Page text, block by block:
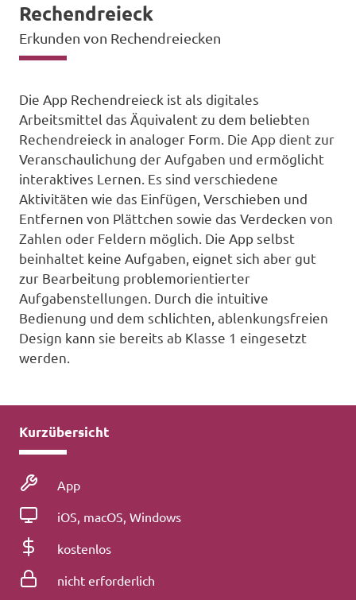
Rechendreieck
Erkunden von Rechendreiecken
Die App Rechendreieck ist als digitales
Arbeitsmittel das Äquivalent zu dem beliebten
Rechendreieck in analoger Form. Die App dient zur
Veranschaulichung der Aufgaben und ermöglicht
interaktives Lernen. Es sind verschiedene
Aktivitäten wie das Einfügen, Verschieben und
Entfernen von Plättchen sowie das Verdecken von
Zahlen oder Feldern möglich. Die App selbst
beinhaltet keine Aufgaben, eignet sich aber gut
zur Bearbeitung problemorientierter
Aufgabenstellungen. Durch die intuitive
Bedienung und dem schlichten, ablenkungsfreien
Design kann sie bereits ab Klasse 1 eingesetzt
werden.
Kurzübersicht
Medienart
App
Betriebssystem
iOS, macOS, Windows
Kosten
kostenlos
Registrierung
nicht erforderlich